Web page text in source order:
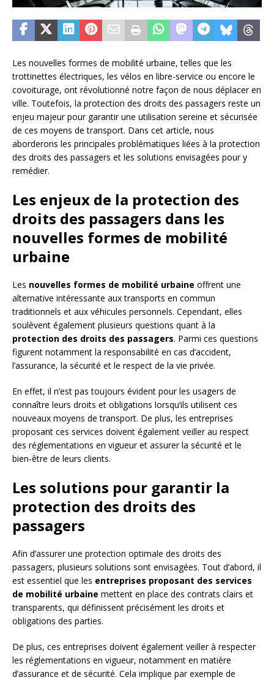
Les nouvelles formes de mobilité urbaine, telles que les
trottinettes électriques, les vélos en libre-service ou encore le
covoiturage, ont révolutionné notre façon de nous déplacer en
ville. Toutefois, la protection des droits des passagers reste un
enjeu majeur pour garantir une utilisation sereine et sécurisée
de ces moyens de transport. Dans cet article, nous
aborderons les principales problématiques liées à la protection
des droits des passagers et les solutions envisagées pour y
remédier.
Les enjeux de la protection des
droits des passagers dans les
nouvelles formes de mobilité
urbaine
Les nouvelles formes de mobilité urbaine offrent une
alternative intéressante aux transports en commun
traditionnels et aux véhicules personnels. Cependant, elles
soulèvent également plusieurs questions quant à la
protection des droits des passagers. Parmi ces questions
figurent notamment la responsabilité en cas d’accident,
l’assurance, la sécurité et le respect de la vie privée.
En effet, il n’est pas toujours évident pour les usagers de
connaître leurs droits et obligations lorsqu’ils utilisent ces
nouveaux moyens de transport. De plus, les entreprises
proposant ces services doivent également veiller au respect
des réglementations en vigueur et assurer la sécurité et le
bien-être de leurs clients.
Les solutions pour garantir la
protection des droits des
passagers
Afin d’assurer une protection optimale des droits des
passagers, plusieurs solutions sont envisagées. Tout d’abord, il
est essentiel que les entreprises proposant des services
de mobilité urbaine mettent en place des contrats clairs et
transparents, qui définissent précisément les droits et
obligations des parties.
De plus, ces entreprises doivent également veiller à respecter
les réglementations en vigueur, notamment en matière
d’assurance et de sécurité. Cela implique par exemple de